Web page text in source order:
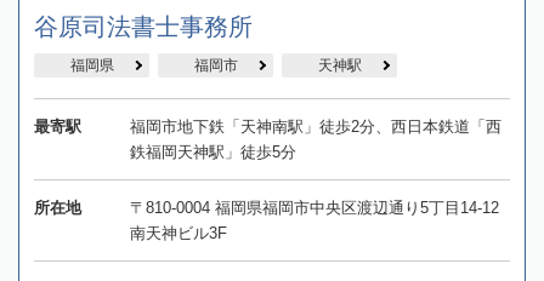
谷原司法書士事務所
福岡県 福岡市 天神駅
最寄駅
福岡市地下鉄「天神南駅」徒歩2分、西日本鉄道「西
鉄福岡天神駅」徒歩5分
所在地
〒810-0004 福岡県福岡市中央区渡辺通り5丁目14-12
南天神ビル3F